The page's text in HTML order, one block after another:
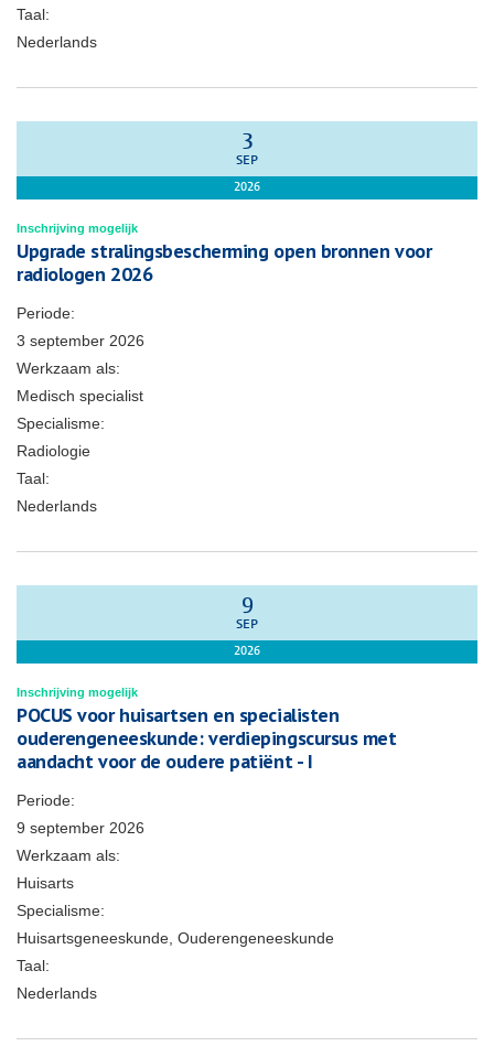
Taal:
Nederlands
3
SEP
2026
Inschrijving mogelijk
Upgrade stralingsbescherming open bronnen voor
radiologen 2026
Periode:
3 september 2026
Werkzaam als:
Medisch specialist
Specialisme:
Radiologie
Taal:
Nederlands
9
SEP
2026
Inschrijving mogelijk
POCUS voor huisartsen en specialisten
ouderengeneeskunde: verdiepingscursus met
aandacht voor de oudere patiënt - I
Periode:
9 september 2026
Werkzaam als:
Huisarts
Specialisme:
Huisartsgeneeskunde, Ouderengeneeskunde
Taal:
Nederlands